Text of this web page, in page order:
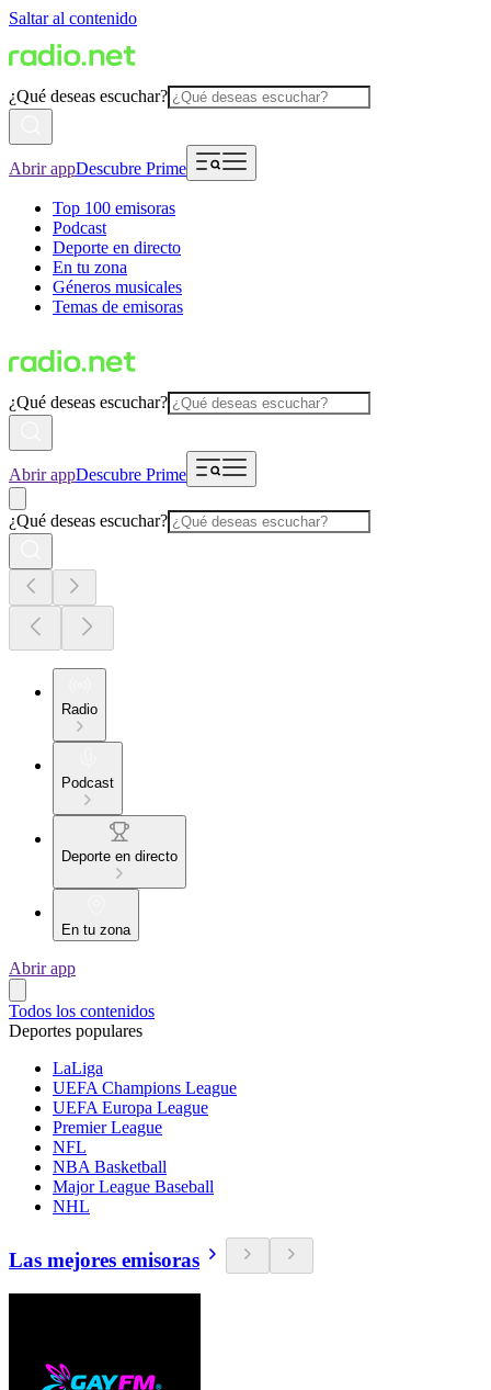
Saltar al contenido
¿Qué deseas escuchar?
Abrir appDescubre Prime
Top 100 emisoras
Podcast
Deporte en directo
En tu zona
Géneros musicales
Temas de emisoras
¿Qué deseas escuchar?
Abrir appDescubre Prime
¿Qué deseas escuchar?
Radio
Podcast
Deporte en directo
En tu zona
Abrir app
Todos los contenidos
Deportes populares
LaLiga
UEFA Champions League
UEFA Europa League
Premier League
NFL
NBA Basketball
Major League Baseball
NHL
Las mejores emisoras